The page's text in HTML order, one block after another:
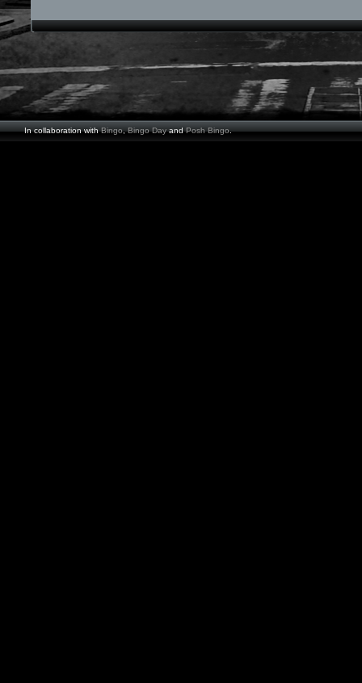
In collaboration withBingo,Bingo DayandPosh Bingo.